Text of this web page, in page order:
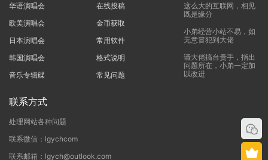
华语演唱会
欧美演唱会
日本演唱会
韩国演唱会
音乐专辑碟
在线投稿
金币获取
常用软件
格式说明
常见问题
这么大的互联网，相见
既是缘分
小弟经营小站不易，如
无意冒犯到大佬
请大佬搞台贵手，指出
问题所在，小弟一定加
以改进
联系方式
处理网站各种问题
联系微信：lgychcom
联系邮箱：lgych@outlook.com